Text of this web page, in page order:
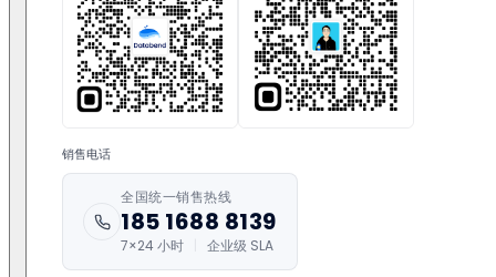
销售电话
全国统一销售热线
185 1688 8139
7×24 小时 企业级 SLA